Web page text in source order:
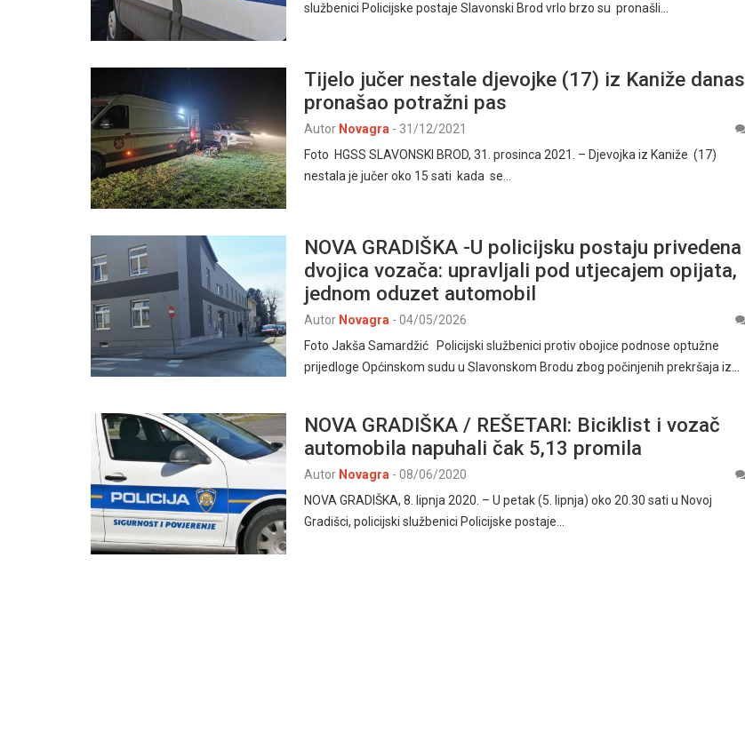
službenici Policijske postaje Slavonski Brod vrlo brzo su pronašli…
Tijelo jučer nestale djevojke (17) iz Kaniže danas
pronašao potražni pas
Autor Novagra - 31/12/2021
Foto HGSS SLAVONSKI BROD, 31. prosinca 2021. – Djevojka iz Kaniže (17)
nestala je jučer oko 15 sati kada se…
NOVA GRADIŠKA -U policijsku postaju privedena
dvojica vozača: upravljali pod utjecajem opijata,
jednom oduzet automobil
Autor Novagra - 04/05/2026
Foto Jakša Samardžić Policijski službenici protiv obojice podnose optužne
prijedloge Općinskom sudu u Slavonskom Brodu zbog počinjenih prekršaja iz…
NOVA GRADIŠKA / REŠETARI: Biciklist i vozač
automobila napuhali čak 5,13 promila
Autor Novagra - 08/06/2020
NOVA GRADIŠKA, 8. lipnja 2020. – U petak (5. lipnja) oko 20.30 sati u Novoj
Gradišci, policijski službenici Policijske postaje…